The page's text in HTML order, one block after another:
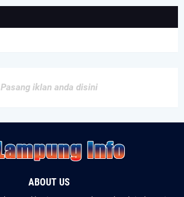
Pasang iklan anda disini
ABOUT US